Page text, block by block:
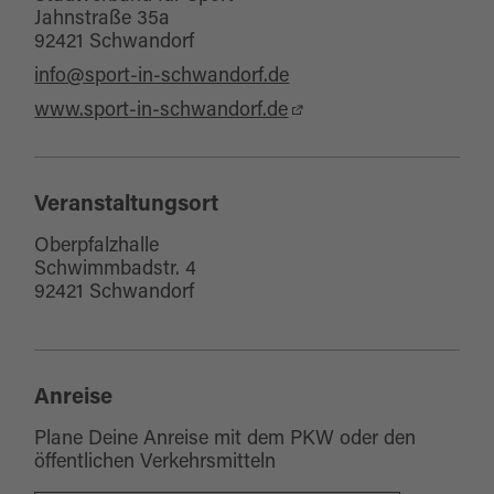
Jahnstraße 35a
92421 Schwandorf
info@sport-in-schwandorf.de
www.sport-in-schwandorf.de
Veranstaltungsort
Oberpfalzhalle
Schwimmbadstr. 4
92421 Schwandorf
Anreise
Plane Deine Anreise mit dem PKW oder den
öffentlichen Verkehrsmitteln